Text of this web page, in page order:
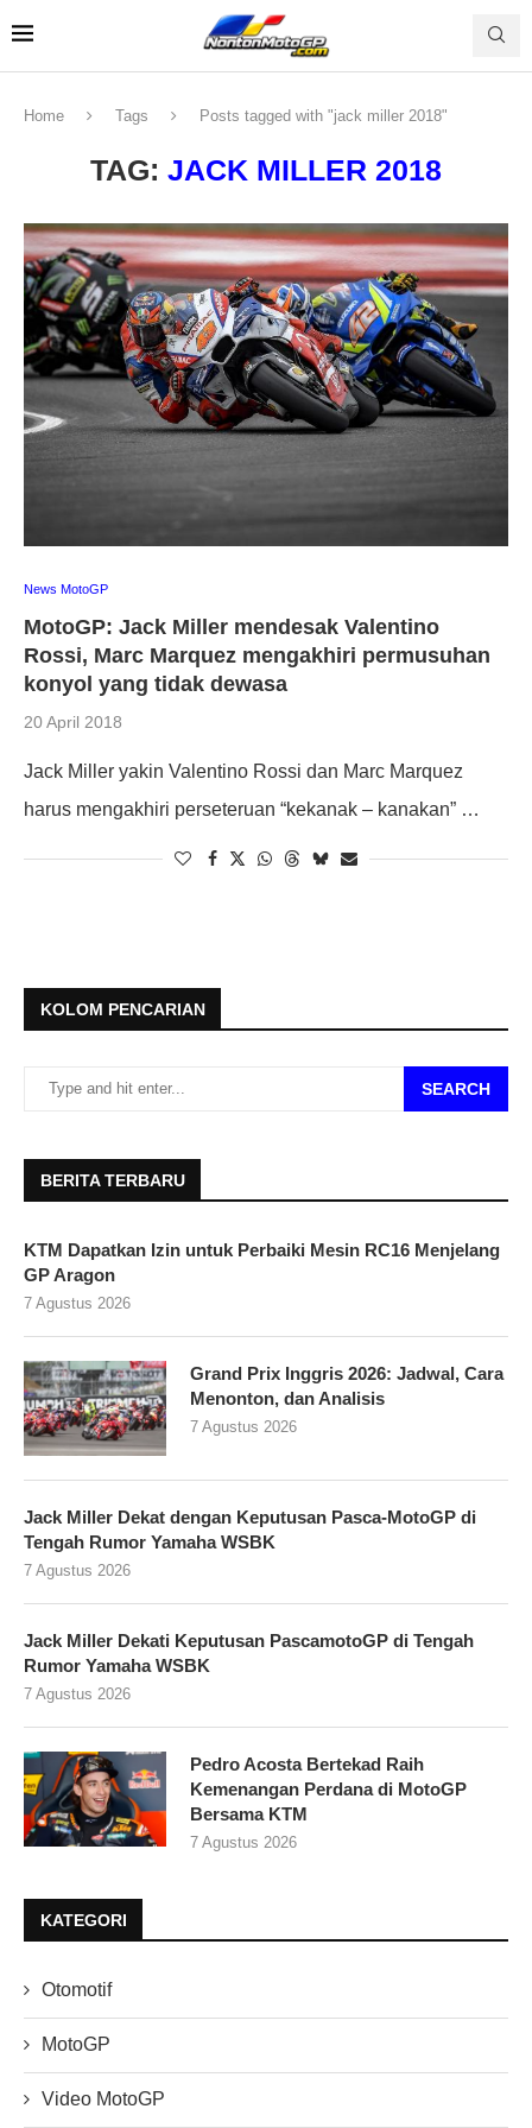
Home Tags Posts tagged with "jack miller 2018"
TAG: JACK MILLER 2018
News MotoGP
MotoGP: Jack Miller mendesak Valentino
Rossi, Marc Marquez mengakhiri permusuhan
konyol yang tidak dewasa
20 April 2018
Jack Miller yakin Valentino Rossi dan Marc Marquez
harus mengakhiri perseteruan “kekanak – kanakan” …
KOLOM PENCARIAN
SEARCH
BERITA TERBARU
KTM Dapatkan Izin untuk Perbaiki Mesin RC16 Menjelang
GP Aragon
7 Agustus 2026
Grand Prix Inggris 2026: Jadwal, Cara
Menonton, dan Analisis
7 Agustus 2026
Jack Miller Dekat dengan Keputusan Pasca-MotoGP di
Tengah Rumor Yamaha WSBK
7 Agustus 2026
Jack Miller Dekati Keputusan PascamotoGP di Tengah
Rumor Yamaha WSBK
7 Agustus 2026
Pedro Acosta Bertekad Raih
Kemenangan Perdana di MotoGP
Bersama KTM
7 Agustus 2026
KATEGORI
Otomotif
MotoGP
Video MotoGP